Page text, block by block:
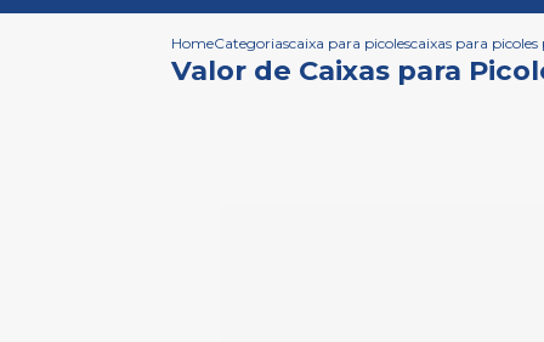
HomeCategoriascaixa para picolescaixas para
Valor de Caixas para